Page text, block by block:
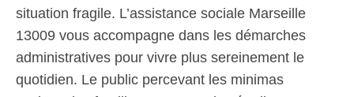
situation fragile. L’assistance sociale Marseille
13009 vous accompagne dans les démarches
administratives pour vivre plus sereinement le
quotidien. Le public percevant les minimas